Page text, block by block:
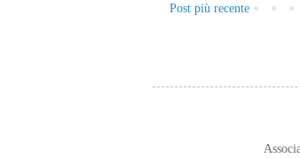
Post più recente